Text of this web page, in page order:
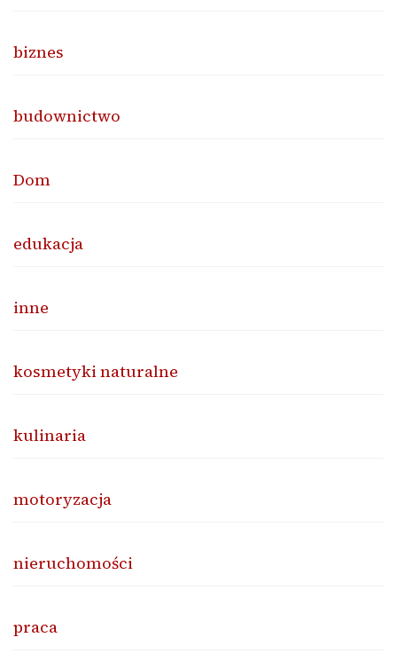
biznes
budownictwo
Dom
edukacja
inne
kosmetyki naturalne
kulinaria
motoryzacja
nieruchomości
praca